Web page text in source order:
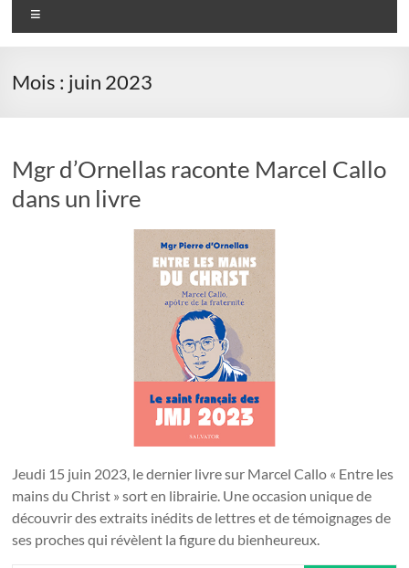
Mois : juin 2023
Mgr d’Ornellas raconte Marcel Callo
dans un livre
Jeudi 15 juin 2023, le dernier livre sur Marcel Callo « Entre les
mains du Christ » sort en librairie. Une occasion unique de
découvrir des extraits inédits de lettres et de témoignages de
ses proches qui révèlent la figure du bienheureux.